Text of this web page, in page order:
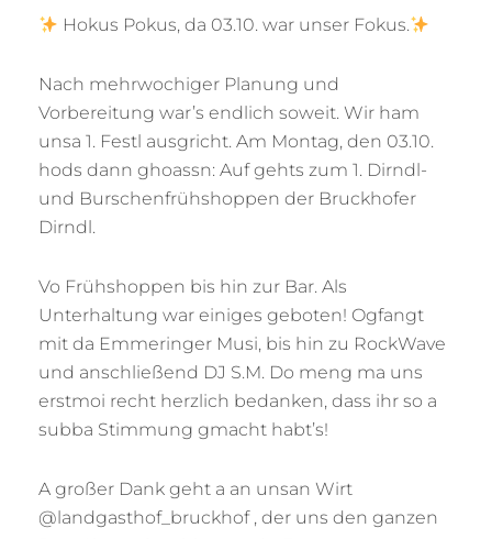
Hokus Pokus, da 03.10. war unser Fokus.
Nach mehrwochiger Planung und
Vorbereitung war’s endlich soweit. Wir ham
unsa 1. Festl ausgricht. Am Montag, den 03.10.
hods dann ghoassn: Auf gehts zum 1. Dirndl-
und Burschenfrühshoppen der Bruckhofer
Dirndl.
Vo Frühshoppen bis hin zur Bar. Als
Unterhaltung war einiges geboten! Ogfangt
mit da Emmeringer Musi, bis hin zu RockWave
und anschließend DJ S.M. Do meng ma uns
erstmoi recht herzlich bedanken, dass ihr so a
subba Stimmung gmacht habt’s!
A großer Dank geht a an unsan Wirt
@landgasthof_bruckhof , der uns den ganzen